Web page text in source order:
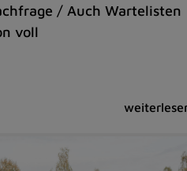
/ Auch Wartelisten
voll